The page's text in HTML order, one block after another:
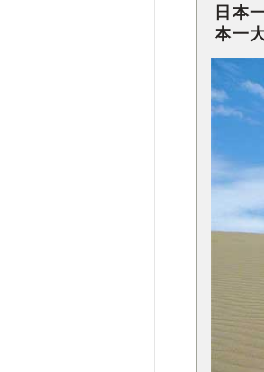
日本
本一